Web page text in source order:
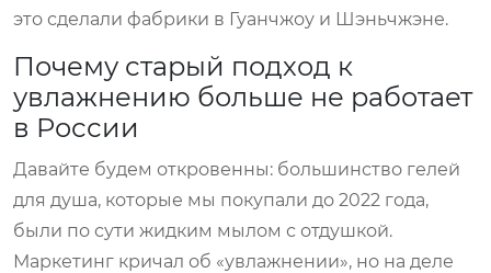
это сделали фабрики в Гуанчжоу и Шэньчжэне.
Почему старый подход к
увлажнению больше не работает
в России
Давайте будем откровенны: большинство гелей
для душа, которые мы покупали до 2022 года,
были по сути жидким мылом с отдушкой.
Маркетинг кричал об «увлажнении», но на деле